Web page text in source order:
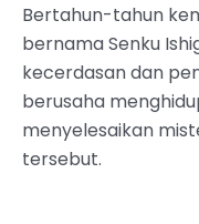
Bertahun-tahun
bernama Senku
kecerdasan dan
berusaha
menyelesaikan
tersebut.